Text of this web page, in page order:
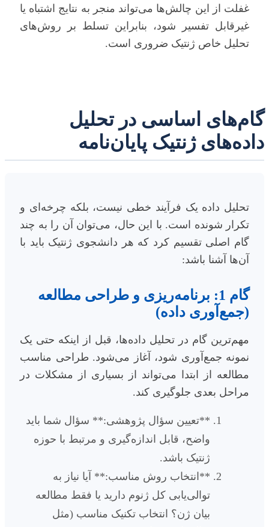
غفلت از این چالش‌ها می‌تواند منجر به نتایج اشتباه یا
غیرقابل تفسیر شود، بنابراین تسلط بر روش‌های
تحلیل خاص ژنتیک ضروری است.
گام‌های اساسی در تحلیل
داده‌های ژنتیک پایان‌نامه
تحلیل داده یک فرآیند خطی نیست، بلکه چرخه‌ای و
تکرار شونده است. با این حال، می‌توان آن را به چند
گام اصلی تقسیم کرد که هر دانشجوی ژنتیک باید با
آن‌ها آشنا باشد:
گام 1: برنامه‌ریزی و طراحی مطالعه
(جمع‌آوری داده)
مهم‌ترین گام در تحلیل داده‌ها، قبل از اینکه حتی یک
نمونه جمع‌آوری شود، آغاز می‌شود. طراحی مناسب
مطالعه از ابتدا می‌تواند از بسیاری از مشکلات در
مراحل بعدی جلوگیری کند.
**تعیین سؤال پژوهشی:** سؤال شما باید
واضح، قابل اندازه‌گیری و مرتبط با حوزه
ژنتیک باشد.
**انتخاب روش مناسب:** آیا نیاز به
توالی‌یابی کل ژنوم دارید یا فقط مطالعه
بیان ژن؟ انتخاب تکنیک مناسب (مثل